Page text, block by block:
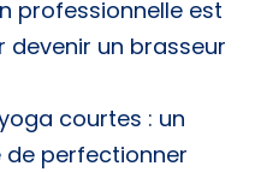
professionnelle est
devenir un brasseur
courtes : un
perfectionner